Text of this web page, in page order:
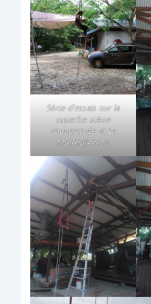
Série d’essais sur la
superbe scène
couverte de « La
Fourmilière »